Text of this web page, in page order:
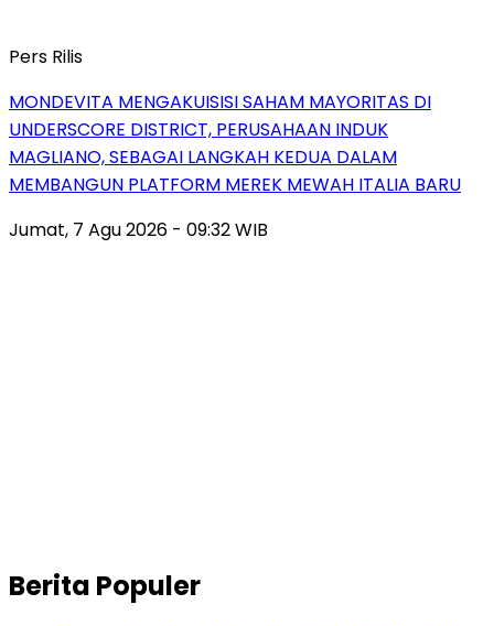
Pers Rilis
MONDEVITA MENGAKUISISI SAHAM MAYORITAS DI
UNDERSCORE DISTRICT, PERUSAHAAN INDUK
MAGLIANO, SEBAGAI LANGKAH KEDUA DALAM
MEMBANGUN PLATFORM MEREK MEWAH ITALIA BARU
Jumat, 7 Agu 2026 - 09:32 WIB
Berita Populer